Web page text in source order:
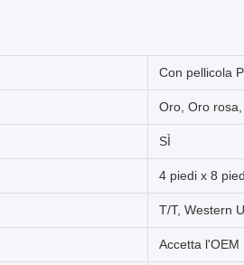
Con pellicola
Oro, Oro
SÌ
4 piedi x 8
T/T, Western
Accetta l'OEM